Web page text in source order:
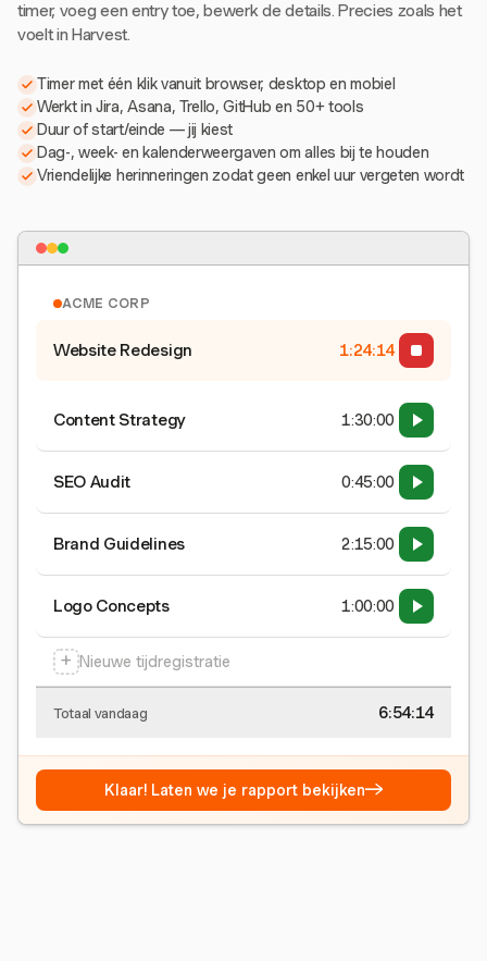
timer, voeg een entry toe, bewerk de details. Precies zoals het
voelt in Harvest.
Timer met één klik vanuit browser, desktop en mobiel
Werkt in Jira, Asana, Trello, GitHub en 50+ tools
Duur of start/einde — jij kiest
Dag-, week- en kalenderweergaven om alles bij te houden
Vriendelijke herinneringen zodat geen enkel uur vergeten wordt
ACME CORP
Website Redesign 1:24:15
Content Strategy 1:30:00
SEO Audit 0:45:00
Brand Guidelines 2:15:00
Logo Concepts 1:00:00
+ Nieuwe tijdregistratie
Totaal vandaag 6:54:15
Klaar! Laten we je rapport bekijken→